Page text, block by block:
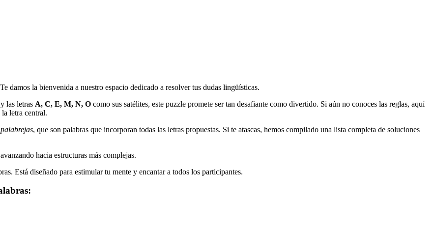
damos la bienvenida a nuestro espacio dedicado a resolver tus dudas lingüísticas.
las letras A, C, E, M, N, O como sus satélites, este puzzle promete ser tan desafiante como divertido. Si aún no conoces las reglas, aquí
letra central.
palabrejas, que son palabras que incorporan todas las letras propuestas. Si te atascas, hemos compilado una lista completa de soluciones
hacia estructuras más complejas.
Está diseñado para estimular tu mente y encantar a todos los participantes.